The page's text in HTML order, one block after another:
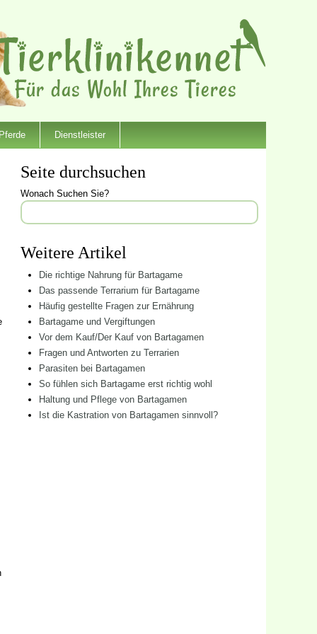
Dienstleister
Seite durchsuchen
Wonach Suchen Sie?
Weitere Artikel
Die richtige Nahrung für Bartagame
Das passende Terrarium für Bartagame
Häufig gestellte Fragen zur Ernährung
Bartagame und Vergiftungen
Vor dem Kauf/Der Kauf von Bartagamen
Fragen und Antworten zu Terrarien
Parasiten bei Bartagamen
So fühlen sich Bartagame erst richtig wohl
Haltung und Pflege von Bartagamen
Ist die Kastration von Bartagamen sinnvoll?